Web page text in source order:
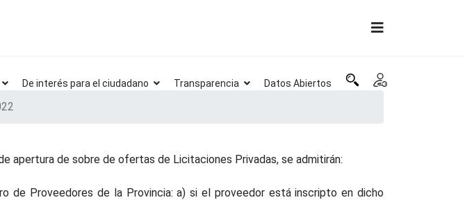
De interés para el ciudadano Transparencia Datos Abiertos
apertura de sobre de ofertas de Licitaciones Privadas, se admitirán:
de Proveedores de la Provincia: a) si el proveedor está inscripto en dicho